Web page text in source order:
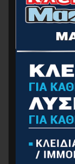
NAKAYAMA
Λαβή 800gr
11.00€